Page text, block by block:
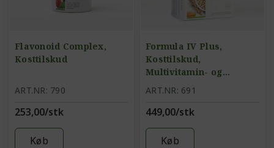
Flavonoid Complex,
Kosttilskud
ART.NR: 790
253,00/stk
Køb
Formula IV Plus,
Kosttilskud,
Multivitamin- og
mineraltilskud, uden
jern
ART.NR: 691
449,00/stk
Køb